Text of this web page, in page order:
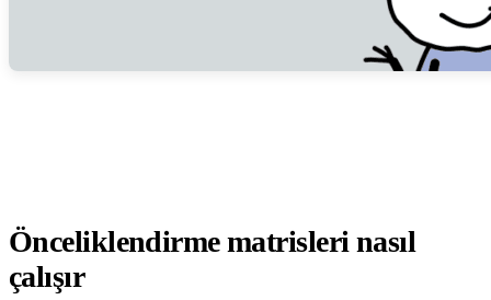
Önceliklendirme matrisleri nasıl
çalışır